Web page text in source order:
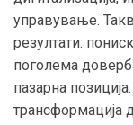
управување.
резултати:
поголема
пазарна
трансформација